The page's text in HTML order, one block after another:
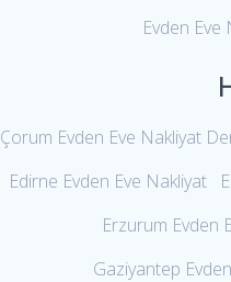
Evden Eve
Çorum Evden Eve Nakliyat
Edirne Evden Eve Nakliyat
Erzurum Evden
Gaziyantep